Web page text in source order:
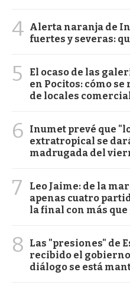
4 Alerta naranja de
fuertes y severas:
5
El ocaso de las
en Pocitos: cómo
de locales
6
Inumet prevé que
extratropical se
madrugada del
7
Leo Jaime: de la
apenas cuatro
la final con más que
8
Las "presiones" de
recibido el
diálogo se está